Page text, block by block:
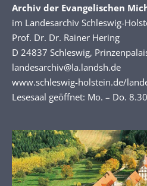
Archiv der Evangelischen
im Landesarchiv Schleswig-
Prof. Dr. Dr. Rainer Hering
D 24837 Schleswig,
landesarchiv@la.landsh.de
www.schleswig-holstein.de/
Lesesaal geöffnet: Mo. – Do.